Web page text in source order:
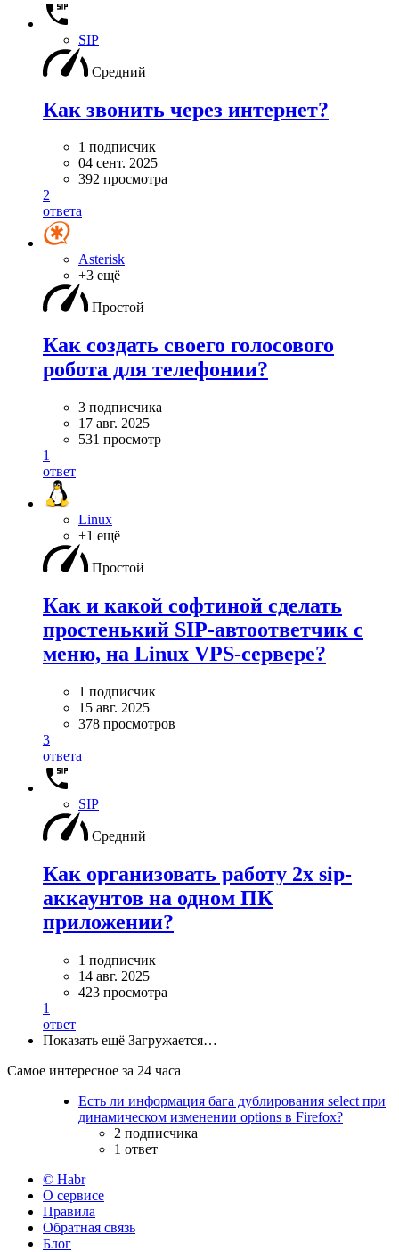
SIP
Средний
Как звонить через интернет?
1 подписчик
04 сент. 2025
392 просмотра
2
ответа
Asterisk
+3 ещё
Простой
Как создать своего голосового
робота для телефонии?
3 подписчика
17 авг. 2025
531 просмотр
1
ответ
Linux
+1 ещё
Простой
Как и какой софтиной сделать
простенький SIP-автоответчик с
меню, на Linux VPS-сервере?
1 подписчик
15 авг. 2025
378 просмотров
3
ответа
SIP
Средний
Как организовать работу 2х sip-
аккаунтов на одном ПК
приложении?
1 подписчик
14 авг. 2025
423 просмотра
1
ответ
Показать ещё Загружается…
Самое интересное за 24 часа
Есть ли информация бага дублирования select при
динамическом изменении options в Firefox?
2 подписчика
1 ответ
© Habr
О сервисе
Правила
Обратная связь
Блог